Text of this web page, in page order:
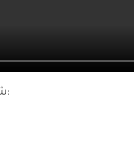
شارك هذا الموضوع: